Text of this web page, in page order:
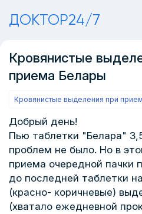
ДОКТОР24/7
Кровянистые
приема Белары
Кровянистые выделения при
Добрый день!
Пью таблетки "Белара"
проблем не было. Но в
приема очередной пачки
до последней таблетки
(красно- коричневые)
(хватало ежедневной